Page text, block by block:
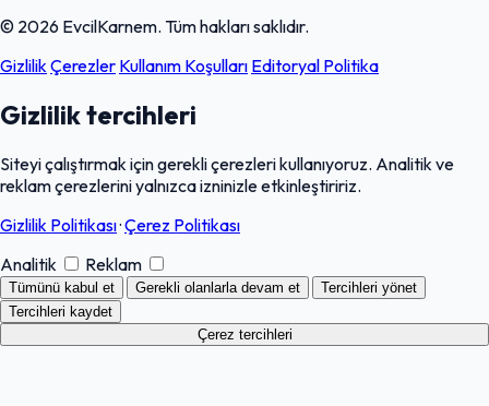
© 2026 EvcilKarnem. Tüm hakları saklıdır.
GizlilikÇerezler Kullanım Koşulları Editoryal Politika
Gizlilik tercihleri
Siteyi çalıştırmak için gerekli çerezleri kullanıyoruz. Analitik ve
reklam çerezlerini yalnızca izninizle etkinleştiririz.
Gizlilik Politikası·Çerez Politikası
Analitik
Reklam
Tümünü kabul et Gerekli olanlarla devam et
Tercihleri yönet
Tercihleri kaydet
Çerez tercihleri